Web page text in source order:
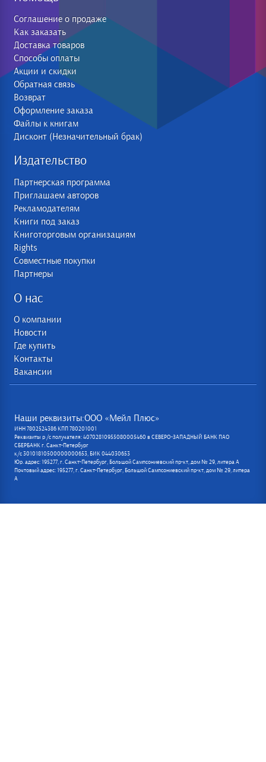
Соглашение о продаже
Как заказать
Доставка товаров
Способы оплаты
Акции и скидки
Обратная связь
Возврат
Оформление заказа
Файлы к книгам
Дисконт (Незначительный брак)
Издательство
Партнерская программа
Приглашаем авторов
Рекламодателям
Книги под заказ
Книготорговым организациям
Rights
Совместные покупки
Партнеры
О нас
О компании
Новости
Где купить
Контакты
Вакансии
Наши реквизиты:ООО «Мейл Плюс»
ИНН 7802524386 КПП 780201001
Реквизиты р /с получателя: 40702810955080005460 в СЕВЕРО-ЗАПАДНЫЙ БАНК ПАО
СБЕРБАНК г. Санкт-Петербург
к/с 30101810500000000653, БИК 044030653
Юр. адрес: 195277, г. Санкт-Петербург, Большой Сампсониевский пр-кт, дом № 29, литера А
Почтовый адрес: 195277, г. Санкт-Петербург, Большой Сампсониевский пр-кт, дом № 29, литера
А